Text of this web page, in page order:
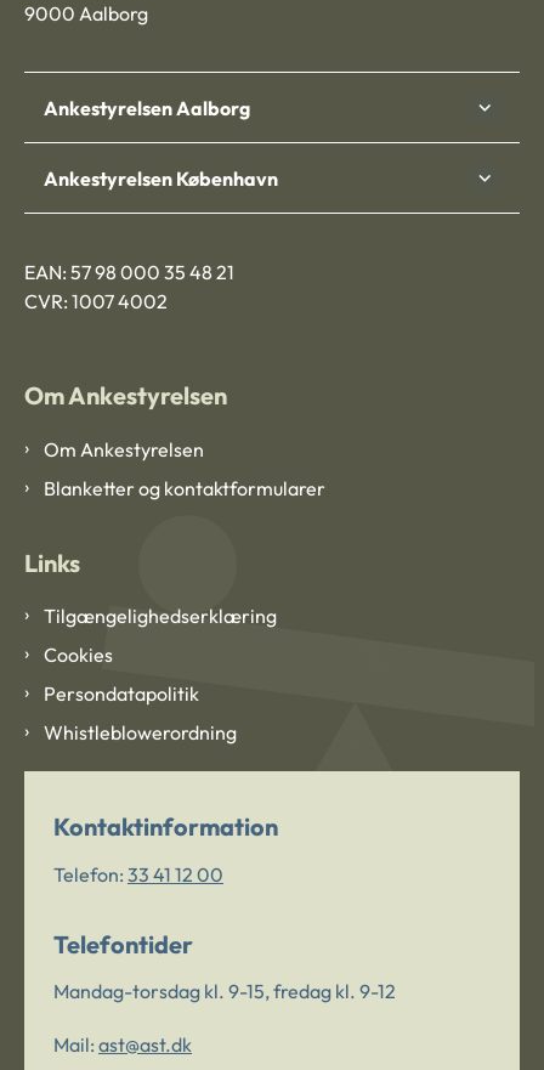
9000 Aalborg
Ankestyrelsen Aalborg
Ankestyrelsen København
EAN: 57 98 000 35 48 21
CVR: 1007 4002
Om Ankestyrelsen
Om Ankestyrelsen
Blanketter og kontaktformularer
Links
Tilgængelighedserklæring
Cookies
Persondatapolitik
Whistleblowerordning
Kontaktinformation
Telefon: 33 41 12 00
Telefontider
Mandag-torsdag kl. 9-15, fredag kl. 9-12
Mail: ast@ast.dk